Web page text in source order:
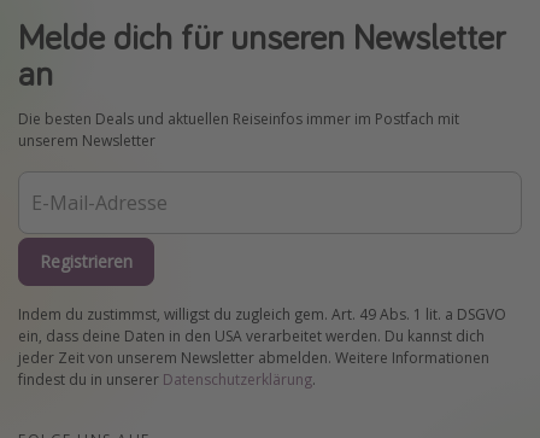
Melde dich für unseren Newsletter
an
Die besten Deals und aktuellen Reiseinfos immer im Postfach mit
unserem Newsletter
Registrieren
Indem du zustimmst, willigst du zugleich gem. Art. 49 Abs. 1 lit. a DSGVO
ein, dass deine Daten in den USA verarbeitet werden. Du kannst dich
jeder Zeit von unserem Newsletter abmelden. Weitere Informationen
findest du in unserer Datenschutzerklärung.